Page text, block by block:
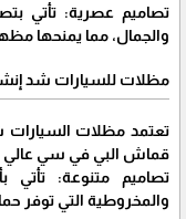
تصاميم عصرية: تأتي
والجمال، مما يمنحها
مظلات للسيارات شد
تعتمد مظلات
قماش البي في سي عالي
تصاميم متنوعة:
والمخروطية التي توفر